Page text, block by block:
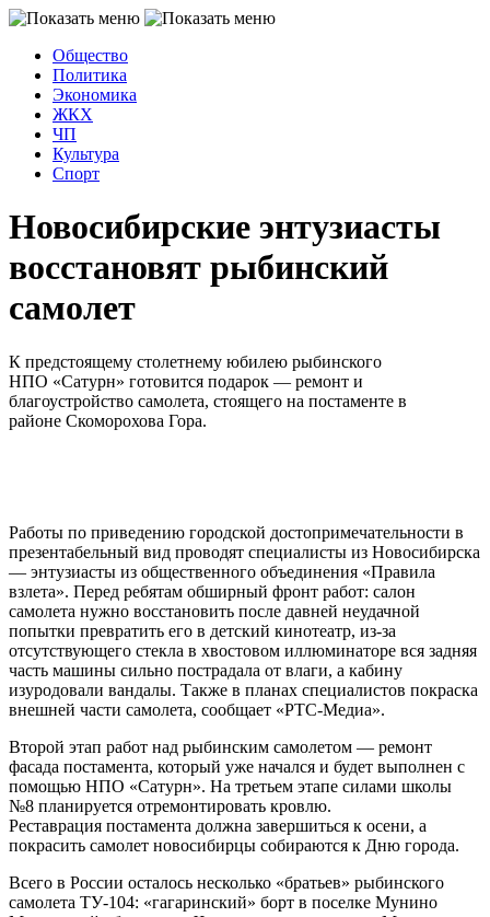
Общество
Политика
Экономика
ЖКХ
ЧП
Культура
Спорт
Новосибирские энтузиасты
восстановят рыбинский
самолет
К предстоящему столетнему юбилею рыбинского
НПО «Сатурн» готовится подарок — ремонт и
благоустройство самолета, стоящего на постаменте в
районе Скоморохова Гора.
Работы по приведению городской достопримечательности в
презентабельный вид проводят специалисты из Новосибирска
— энтузиасты из общественного объединения «Правила
взлета». Перед ребятам обширный фронт работ: салон
самолета нужно восстановить после давней неудачной
попытки превратить его в детский кинотеатр, из-за
отсутствующего стекла в хвостовом иллюминаторе вся задняя
часть машины сильно пострадала от влаги, а кабину
изуродовали вандалы. Также в планах специалистов покраска
внешней части самолета, сообщает «РТС-Медиа».
Второй этап работ над рыбинским самолетом — ремонт
фасада постамента, который уже начался и будет выполнен с
помощью НПО «Сатурн». На третьем этапе силами школы
№8 планируется отремонтировать кровлю.
Реставрация постамента должна завершиться к осени, а
покрасить самолет новосибирцы собираются к Дню города.
Всего в России осталось несколько «братьев» рыбинского
самолета ТУ-104: «гагаринский» борт в поселке Мунино